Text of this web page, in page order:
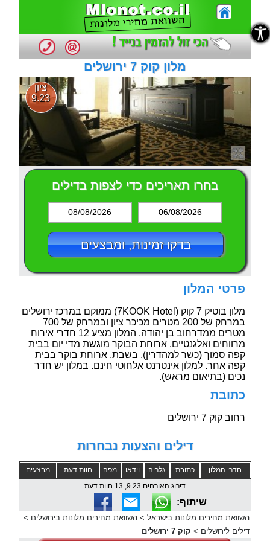
מלון קוק 7 ירושלים
ציון
9.23
בחרו תאריכים כדי לצפות בדילים
08/08/2026 06/08/2026
בדקו זמינות, ומבצעים
פרטי המלון
מלון בוטיק 7 קוק (7KOOK Hotel) ממוקם במרכז ירושלים
במרחק של 200 מטרים מכיכר ציון ובמרחק של 700
מטרים ממדרחוב בן יהודה. המלון מציע 12 חדרי אירוח
מרווחים ואלגנטיים. ארוחת הבוקר מוגשת מדי יום בבית
קפה סמוך (כשר למהדרין). בשבת, ארוחת בוקר בבית
קפה אחר. למלון אינטרנט אלחוטי חינם. במלון יש חדר
נכים (בתיאום מראש).
כתובת
רחוב קוק 7 ירושלים
דילים והצעות נבחרות
מבצעים חוות דעת מפה וידאו גלריה כתובת
חדרי המלון
דירוג האורחים 9.23, 13 חוות דעת
שיתוף:
השוואת מחירים מלונות בישראל > השוואת מחירים מלונות בירושלים >
דילים לירושלים > קוק 7 ירושלים
נגישות
נגישות